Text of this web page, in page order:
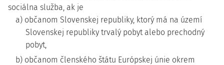
sociálna služba, ak je
a) občanom Slovenskej republiky, ktorý má na území
Slovenskej republiky trvalý pobyt alebo prechodný
pobyt,
b) občanom členského štátu Európskej únie okrem